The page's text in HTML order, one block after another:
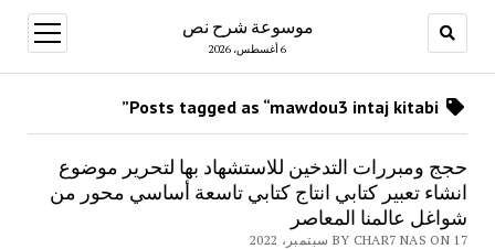
موسوعة شرح نص
6 أغسطس، 2026
open
menu
حجج ومبررات التدخين للاستشهاد بها لتحرير موضوع
انشاء تعبير كتابي انتاج كتابي تاسعة أساسي محور من
شواغل عالمنا المعاصر
BY CHAR7 NAS ON 17 سبتمبر، 2022